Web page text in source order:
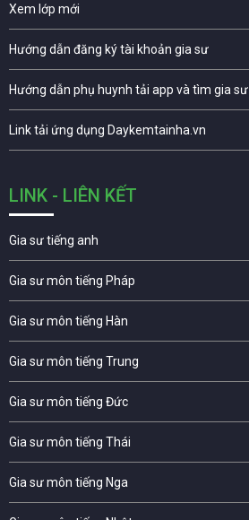
Xem lớp mới
Hướng dẫn đăng ký tài khoản gia sư
Hướng dẫn phụ huynh tải app và tìm gia sư
Link tải ứng dụng Daykemtainha.vn
LINK - LIÊN KẾT
Gia sư tiếng anh
Gia sư môn tiếng Pháp
Gia sư môn tiếng Hàn
Gia sư môn tiếng Trung
Gia sư môn tiếng Đức
Gia sư môn tiếng Thái
Gia sư môn tiếng Nga